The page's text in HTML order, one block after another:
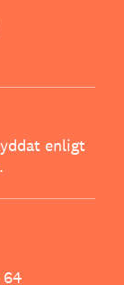
enligt
64